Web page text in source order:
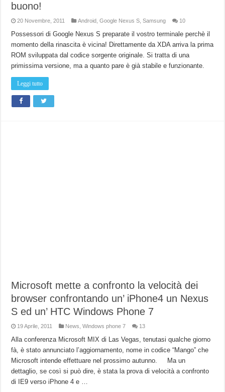
buono!
20 Novembre, 2011 Android ,Google Nexus S ,Samsung 10
Possessori di Google Nexus S preparate il vostro terminale perchè il
momento della rinascita è vicina! Direttamente da XDA arriva la prima
ROM sviluppata dal codice sorgente originale. Si tratta di una
primissima versione, ma a quanto pare è già stabile e funzionante.
Leggi tutto
Microsoft mette a confronto la velocità dei
browser confrontando un’ iPhone4 un Nexus
S ed un’ HTC Windows Phone 7
19 Aprile, 2011 News ,Windows phone 7 13
Alla conferenza Microsoft MIX di Las Vegas, tenutasi qualche giorno
fà, è stato annunciato l’aggiornamento, nome in codice “Mango” che
Microsoft intende effettuare nel prossimo autunno. Ma un
dettaglio, se così si può dire, è stata la prova di velocità a confronto
di IE9 verso iPhone 4 e …